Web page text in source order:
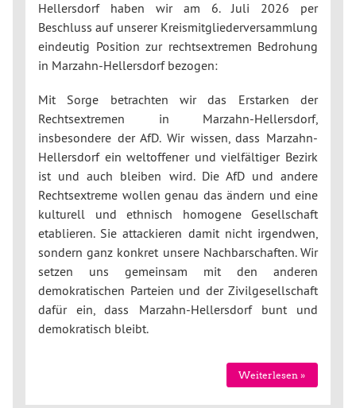
Hellersdorf haben wir am 6. Juli 2026 per
Beschluss auf unserer Kreismitgliederversammlung
eindeutig Position zur rechtsextremen Bedrohung
in Marzahn-Hellersdorf bezogen:
Mit Sorge betrachten wir das Erstarken der
Rechtsextremen in Marzahn-Hellersdorf,
insbesondere der AfD. Wir wissen, dass Marzahn-
Hellersdorf ein weltoffener und vielfältiger Bezirk
ist und auch bleiben wird. Die AfD und andere
Rechtsextreme wollen genau das ändern und eine
kulturell und ethnisch homogene Gesellschaft
etablieren. Sie attackieren damit nicht irgendwen,
sondern ganz konkret unsere Nachbarschaften. Wir
setzen uns gemeinsam mit den anderen
demokratischen Parteien und der Zivilgesellschaft
dafür ein, dass Marzahn-Hellersdorf bunt und
demokratisch bleibt.
Weiterlesen »